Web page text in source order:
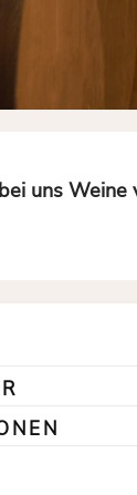
uns